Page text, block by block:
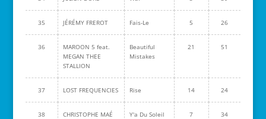
35 JÉRÉMY FREROT Fais-Le 5 26
36
MAROON 5 feat.
MEGAN THEE
STALLION
Beautiful
Mistakes
21 51
37 LOST FREQUENCIES Rise 14 24
38 CHRISTOPHE MAÉ Y'a Du Soleil 7 34